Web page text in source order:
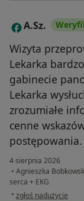
A A.Sz.
Wizyta
Lekarka
gabinecie
Lekarka
zrozumiałe
cenne
postępowania.
4 sierpnia 2026
• Agnieszka
serca + EKG
• w opinii użytkownika
zgłoś nadużycie